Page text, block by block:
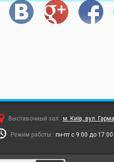
Выставочный зал: м. Київ, вул.
Режим работы: пн-пт с 9:00 до 17:00